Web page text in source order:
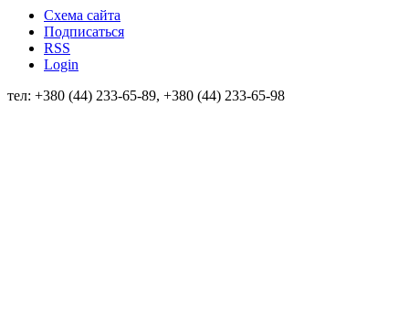
Схема сайта
Подписаться
RSS
Login
тел: +380 (44) 233-65-89, +380 (44) 233-65-98